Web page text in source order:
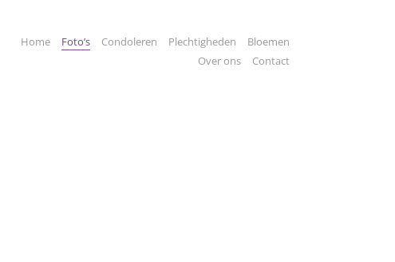
Home Foto’s Condoleren Plechtigheden
Bloemen
Over ons
Contact